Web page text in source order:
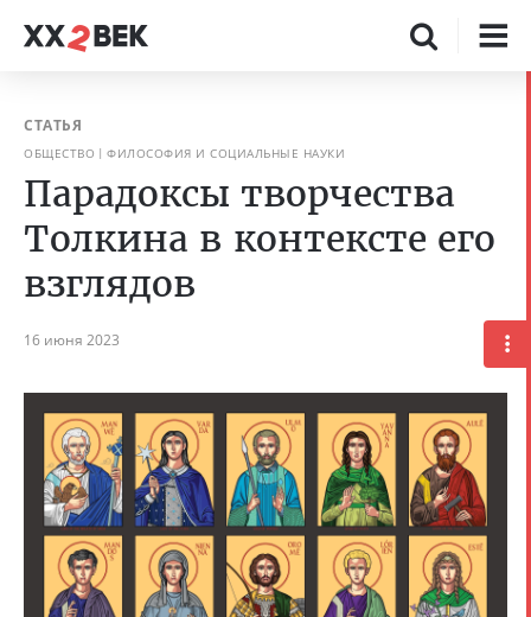
СТАТЬЯ
ОБЩЕСТВО ФИЛОСОФИЯ И СОЦИАЛЬНЫЕ НАУКИ
Парадоксы творчества
Толкина в контексте его
взглядов
16 июня 2023